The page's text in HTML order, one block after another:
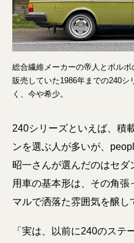
総合繊維メーカーの帝人とボル
販売していた1986年までの240
く、今や希少。
240シリーズといえば、積
ンを選ぶ人が多いが、
昭一さんが選んだのはセ
用車の基本形は、その角
マルで洒落た雰囲気を醸し
「実は、以前に240のステ